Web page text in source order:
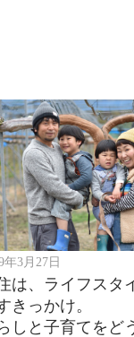
年3月27日
は、ライフスタ
きっかけ。
しと子育てをど